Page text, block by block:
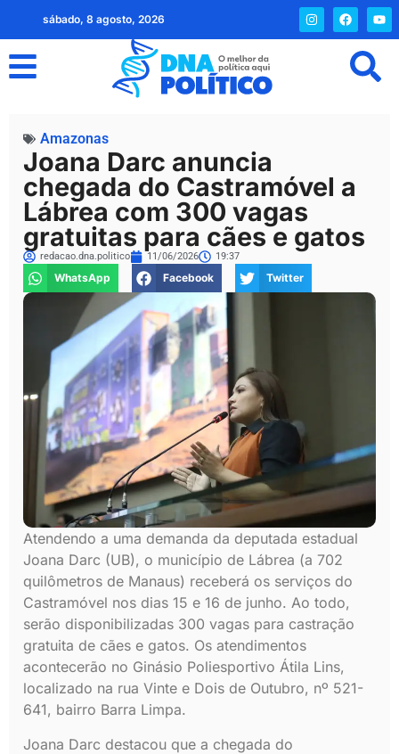
sábado, 8 agosto, 2026
Amazonas
Joana Darc anuncia
chegada do Castramóvel a
Lábrea com 300 vagas
gratuitas para cães e gatos
redacao.dna.politico 11/06/2026 19:37
WhatsApp Facebook Twitter
Atendendo a uma demanda da deputada estadual
Joana Darc (UB), o município de Lábrea (a 702
quilômetros de Manaus) receberá os serviços do
Castramóvel nos dias 15 e 16 de junho. Ao todo,
serão disponibilizadas 300 vagas para castração
gratuita de cães e gatos. Os atendimentos
acontecerão no Ginásio Poliesportivo Átila Lins,
localizado na rua Vinte e Dois de Outubro, nº 521-
641, bairro Barra Limpa.
Joana Darc destacou que a chegada do